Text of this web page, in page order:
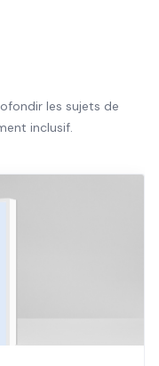
les sujets de
inclusif.